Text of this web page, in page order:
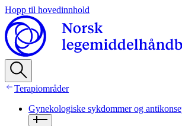
Hopp til hovedinnhold
Terapiområder
Gynekologiske sykdommer og